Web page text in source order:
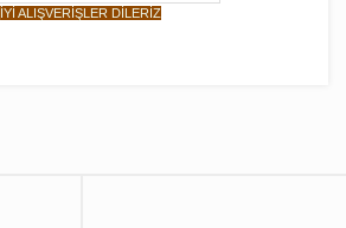
İYİ ALIŞVERİŞLER DİLERİZ